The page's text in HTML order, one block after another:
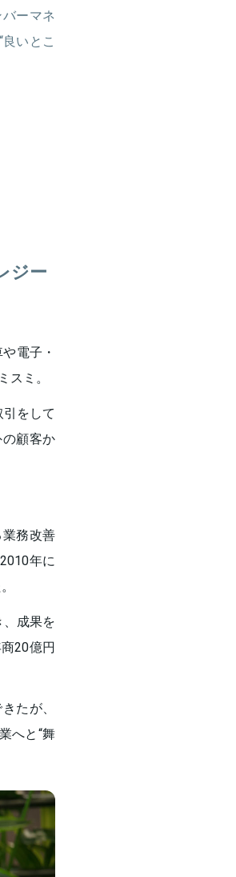
ーマネ
いとこ
ジー
電子・
ミ。
をして
顧客か
務改善
年に
成果を
20億円
たが、
へと“舞